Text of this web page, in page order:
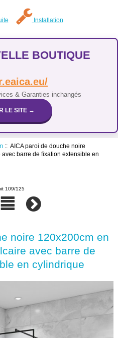
Installation
BOUTIQUE
& Garanties inchangés
LE SITE →
:: AICA paroi de douche noire
barre de fixation extensible en
109/125
noire 120x200cm en
avec barre de
en cylindrique